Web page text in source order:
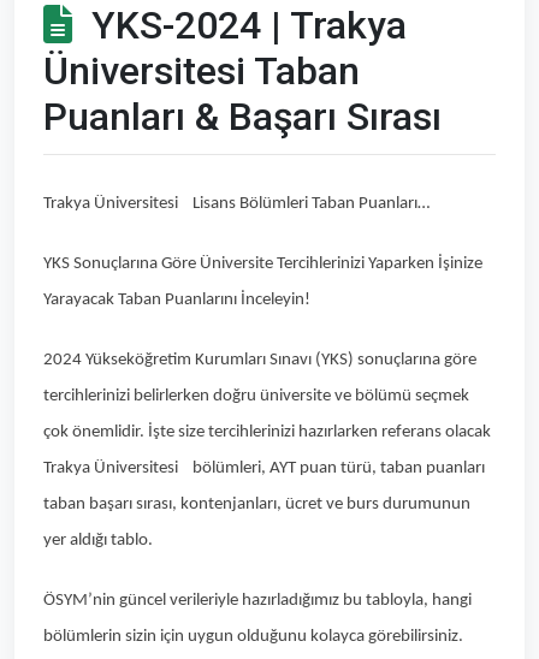
YKS-2024 | Trakya
Üniversitesi Taban
Puanları & Başarı Sırası
Trakya Üniversitesi Lisans Bölümleri Taban Puanları…
YKS Sonuçlarına Göre Üniversite Tercihlerinizi Yaparken İşinize
Yarayacak Taban Puanlarını İnceleyin!
2024 Yükseköğretim Kurumları Sınavı (YKS) sonuçlarına göre
tercihlerinizi belirlerken doğru üniversite ve bölümü seçmek
çok önemlidir. İşte size tercihlerinizi hazırlarken referans olacak
Trakya Üniversitesi bölümleri, AYT puan türü, taban puanları
taban başarı sırası, kontenjanları, ücret ve burs durumunun
yer aldığı tablo.
ÖSYM’nin güncel verileriyle hazırladığımız bu tabloyla, hangi
bölümlerin sizin için uygun olduğunu kolayca görebilirsiniz.